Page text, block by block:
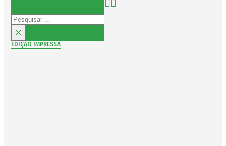
Pesquisar
×
EDIÇÃO IMPRESSA